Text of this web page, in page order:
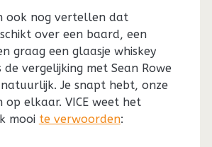
ook nog vertellen dat
over een baard, een
graag een glaasje whiskey
vergelijking met Sean Rowe
Je snapt hebt, onze
op elkaar. VICE weet het
mooi te verwoorden: